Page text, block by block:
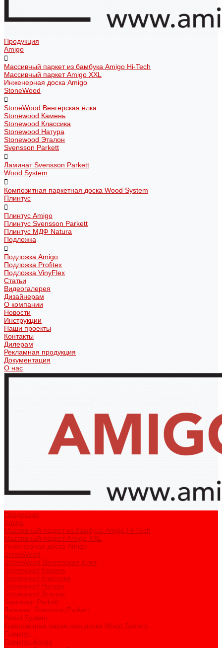
Продукция
Amigo
Массивный паркет из бамбука Amigo Hi-Tech
Массивный паркет Amigo XXL
Инженерная доска Amigo
StoneWood
StoneWood Венгерская ёлка
Stonewood Камень
Stonewood Классика
Stonewood Натура
Stonewood Эталон
Svensson Parkett
Ламинат Svensson Parkett
Wood System
Композитная паркетная доска Wood System
Плинтус
Плинтус Amigo
Плинтус Svensson Parkett
Плинтус МДФ Natura
Подложка
Подложка Amigo
Подложка Profitex
Подложка VinyFlex
Статьи
Видеогалерея
Дизайнерам
О компании
Новости
Инструкции
Наши проекты
Контакты
Дилерам
Рекламная продукция
Документация
О нас
Продукция
Amigo
Массивный паркет из бамбука Amigo Hi-Tech
Массивный паркет Amigo XXL
Инженерная доска Amigo
StoneWood
StoneWood Венгерская ёлка
Stonewood Камень
Stonewood Классика
Stonewood Натура
Stonewood Эталон
Svensson Parkett
Ламинат Svensson Parkett
Wood System
Композитная паркетная доска Wood System
Плинтус
Плинтус Amigo